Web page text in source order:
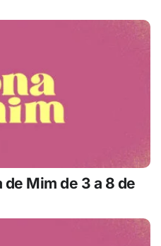
Mim de 3 a 8 de